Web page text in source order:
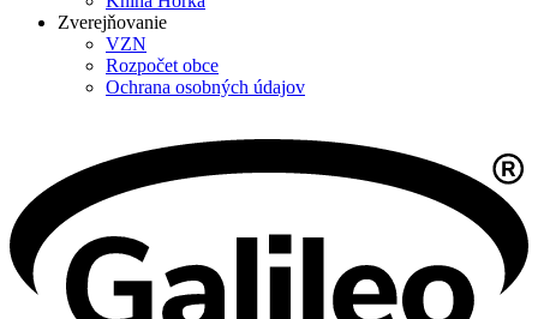
Zverejňovanie
VZN
Rozpočet obce
Ochrana osobných údajov